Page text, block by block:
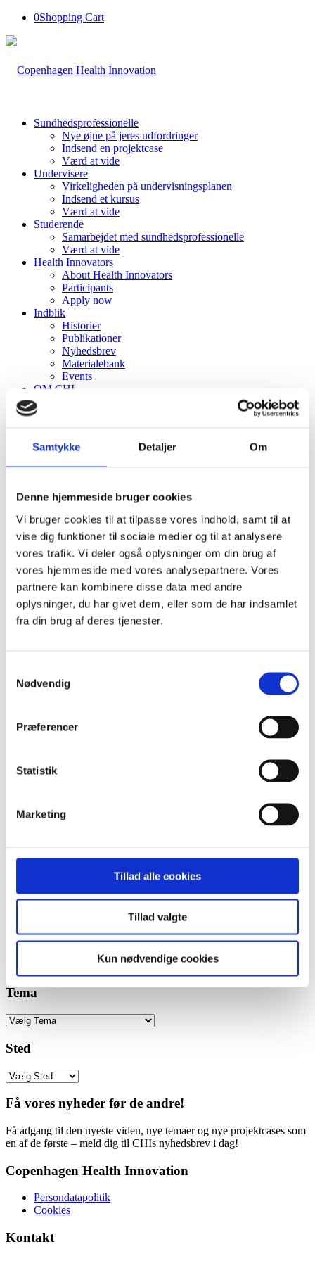
Samtykke Detaljer Om
Denne hjemmeside bruger cookies
Vi bruger cookies til at tilpasse vores indhold, samt til at
vise dig funktioner til sociale medier og til at analysere
vores trafik. Vi deler også oplysninger om din brug af
vores hjemmeside med vores analysepartnere. Vores
partnere kan kombinere disse data med andre
oplysninger, du har givet dem, eller som de har indsamlet
fra din brug af deres tjenester.
Nødvendig
Præferencer
Statistik
Marketing
Tillad alle cookies
Tillad valgte
Kun nødvendige cookies
0Shopping Cart
Sundhedsprofessionelle
Nye øjne på jeres udfordringer
Indsend en projektcase
Værd at vide
Undervisere
Virkeligheden på undervisningsplanen
Indsend et kursus
Værd at vide
Studerende
Samarbejdet med sundhedsprofessionelle
Værd at vide
Health Innovators
About Health Innovators
Participants
Apply now
Indblik
Historier
Publikationer
Nyhedsbrev
Materialebank
Events
OM CHI
Virus
SorteringStandard
Dato
Relevance
Vis15 produkter pr. side
45 produkter pr. side
Epstein-Barr virus in Danish
lymphoma patients
Dette projekt vil undersøge potentialet i at integrere genomisk
diagnostik for danske lymfompatienter.
Vis detaljer
Tema
Sted
Få vores nyheder før de andre!
Få adgang til den nyeste viden, nye temaer og nye projektcases som
en af de første – meld dig til CHIs nyhedsbrev i dag!
Copenhagen Health Innovation
Persondatapolitik
Cookies
Kontakt